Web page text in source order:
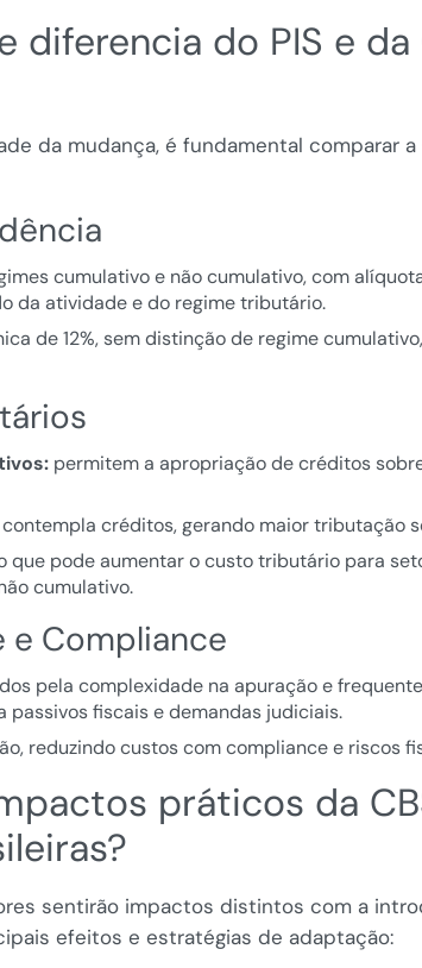
diferencia do PIS e da
da mudança, é fundamental comparar
cumulativo e não cumulativo, com
da atividade e do regime tributário.
de 12%, sem distinção de regime
permitem a apropriação de créditos
créditos, gerando maior tributação
que pode aumentar o custo tributário para
cumulativo.
e Compliance
pela complexidade na apuração e
passivos fiscais e demandas judiciais.
reduzindo custos com compliance e riscos
práticos da
sentirão impactos distintos com a
efeitos e estratégias de adaptação: